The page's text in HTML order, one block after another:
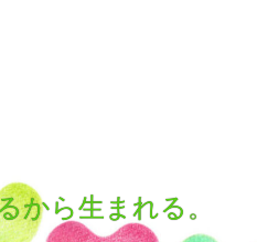
から生まれる。